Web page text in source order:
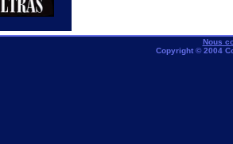
Nous
Copyright © 2004